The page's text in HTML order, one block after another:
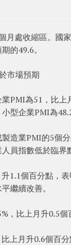
月處收縮區。國
的49.6。
市場預期
PMI為51，比
型企業PMI為
造業PMI的5個
員指數低於臨界
1.1個百分點，
繼續改善。
，比上月升0.5
上月升0.6個百